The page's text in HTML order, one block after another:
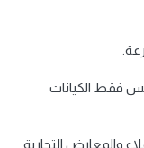
فقط الكيانات
والمعارض التجارية.